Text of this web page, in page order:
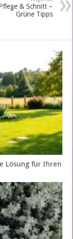
& Schnitt –
Grüne Tipps
Lösung für Ihren